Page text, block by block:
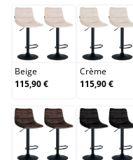
Beige
Beige
115,90 €
Crème
Crème
115,90 €
Marron Noir